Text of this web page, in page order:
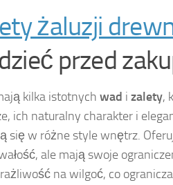
żaluzji
przed
kilka istotnych wad i zalety,
ich naturalny charakter i
się w różne style wnętrz.
ale mają swoje
na wilgoć, co